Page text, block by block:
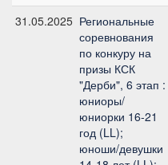
31.05.2025 Региональные
соревнования
по конкуру на
призы КСК
"Дерби", 6 этап :
юниоры/
юниорки 16-21
год (LL);
юноши/девушки